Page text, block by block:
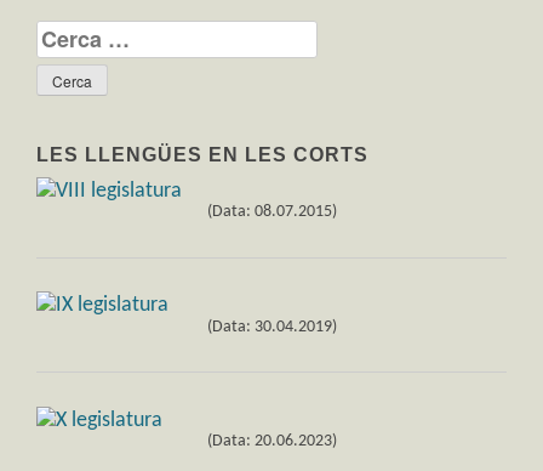
Cerca:
LES LLENGÜES EN LES CORTS
(Data: 08.07.2015)
(Data: 30.04.2019)
(Data: 20.06.2023)